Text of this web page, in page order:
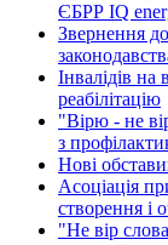
ЄБРР IQ
Звернення
Інвалідів
реабілітацію
"Вірю - не
з
Нові
Асоціація
створення і
"Не вір